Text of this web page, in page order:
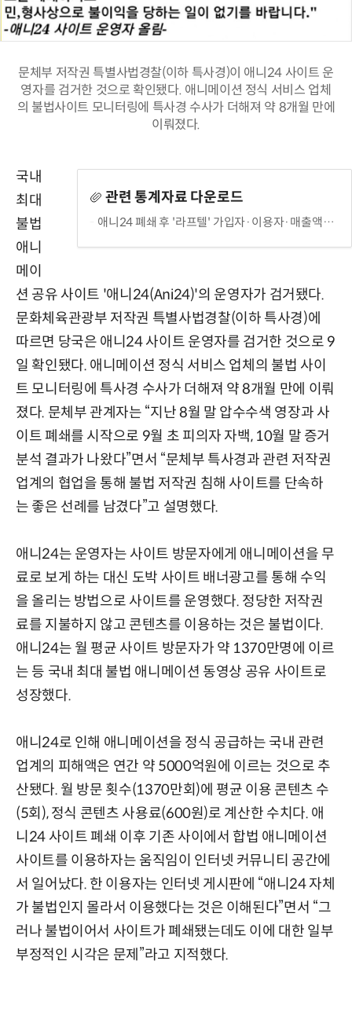
문체부 저작권 특별사법경찰(이하 특사경)이 애니24 사이트 운
영자를 검거한 것으로 확인됐다. 애니메이션 정식 서비스 업체
의 불법사이트 모니터링에 특사경 수사가 더해져 약 8개월 만에
이뤄졌다.
관련 통계자료 다운로드
애니24 폐쇄 후 '라프텔' 가입자·이용자·매출액 변화
국내
최대
불법
애니
메이
션 공유 사이트 '애니24(Ani24)'의 운영자가 검거됐다.
문화체육관광부 저작권 특별사법경찰(이하 특사경)에
따르면 당국은 애니24 사이트 운영자를 검거한 것으로 9
일 확인됐다. 애니메이션 정식 서비스 업체의 불법 사이
트 모니터링에 특사경 수사가 더해져 약 8개월 만에 이뤄
졌다. 문체부 관계자는 “지난 8월 말 압수수색 영장과 사
이트 폐쇄를 시작으로 9월 초 피의자 자백, 10월 말 증거
분석 결과가 나왔다”면서 “문체부 특사경과 관련 저작권
업계의 협업을 통해 불법 저작권 침해 사이트를 단속하
는 좋은 선례를 남겼다”고 설명했다.
애니24는 운영자는 사이트 방문자에게 애니메이션을 무
료로 보게 하는 대신 도박 사이트 배너광고를 통해 수익
을 올리는 방법으로 사이트를 운영했다. 정당한 저작권
료를 지불하지 않고 콘텐츠를 이용하는 것은 불법이다.
애니24는 월 평균 사이트 방문자가 약 1370만명에 이르
는 등 국내 최대 불법 애니메이션 동영상 공유 사이트로
성장했다.
애니24로 인해 애니메이션을 정식 공급하는 국내 관련
업계의 피해액은 연간 약 5000억원에 이르는 것으로 추
산됐다. 월 방문 횟수(1370만회)에 평균 이용 콘텐츠 수
(5회), 정식 콘텐츠 사용료(600원)로 계산한 수치다. 애
니24 사이트 폐쇄 이후 기존 사이에서 합법 애니메이션
사이트를 이용하자는 움직임이 인터넷 커뮤니티 공간에
서 일어났다. 한 이용자는 인터넷 게시판에 “애니24 자체
가 불법인지 몰라서 이용했다는 것은 이해된다”면서 “그
러나 불법이어서 사이트가 폐쇄됐는데도 이에 대한 일부
부정적인 시각은 문제”라고 지적했다.